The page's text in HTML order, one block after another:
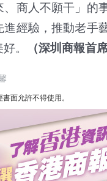
、商人不願干」的
經驗，推動老手
。
（深圳商報首
面允許不得使用。